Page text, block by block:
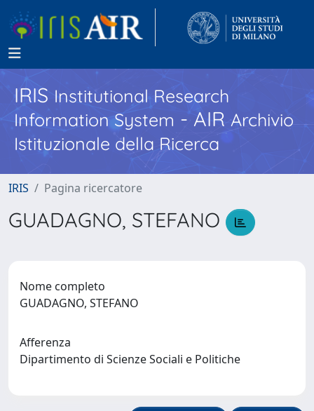
IRISInstitutional Research
Information System - AIR Archivio
Istituzionale della Ricerca
IRIS Pagina ricercatore
GUADAGNO, STEFANO
Nome completo
GUADAGNO, STEFANO
Afferenza
Dipartimento di Scienze Sociali e Politiche